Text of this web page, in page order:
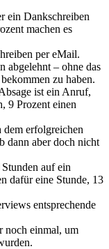
ein Dankschreiben
machen es
per eMail.
abgelehnt – ohne das
zu haben.
ist ein Anruf,
9 Prozent einen
dem erfolgreichen
dann aber doch nicht
auf ein
dafür eine Stunde, 13
entsprechende
noch einmal, um